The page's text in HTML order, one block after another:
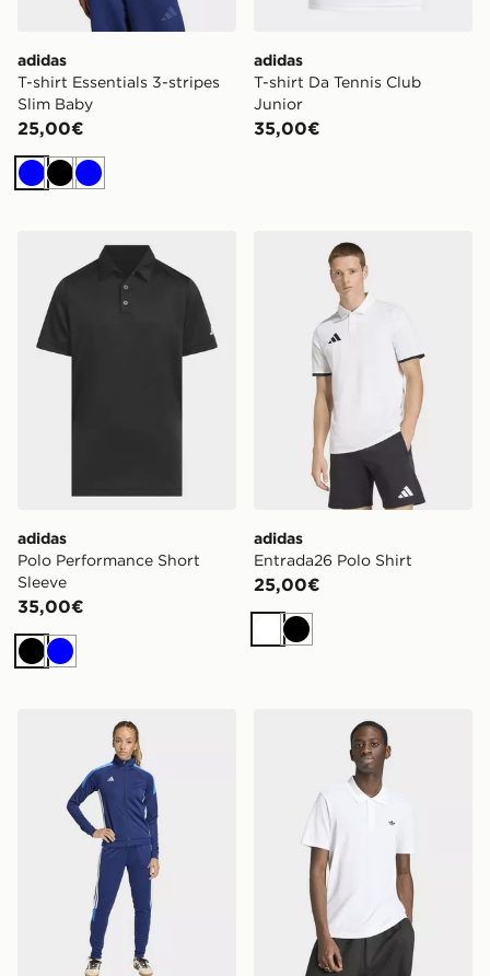
adidas
T-shirt Essentials 3-stripes
Slim Baby
25,00€
BluNero
Blu
adidas
T-shirt Da Tennis Club
Junior
35,00€
adidas Polo Performance Short Sleeve
adidas
Polo Performance Short
Sleeve
35,00€
Nero
Blu
adidas Entrada26 Polo
adidas
Entrada26 Polo Shirt
25,00€
Bianco
Nero
adidas TUTA TIRO 26 ESSENTIALSadidas Polo Trefoil